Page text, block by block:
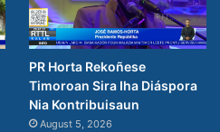
PR Horta Rekoñese
Timoroan Sira Iha Diáspora
Nia Kontribuisaun
August 5, 2026